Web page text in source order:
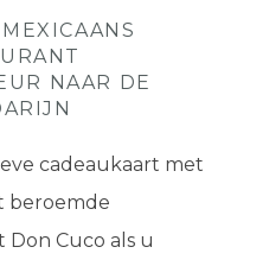
NAAR DE
cadeaukaart met
beroemde
Don Cuco als u